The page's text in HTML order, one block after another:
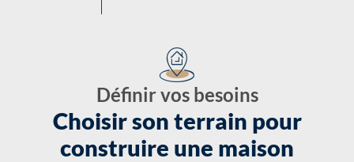
Définir vos besoins
Choisir son terrain pour
construire une maison